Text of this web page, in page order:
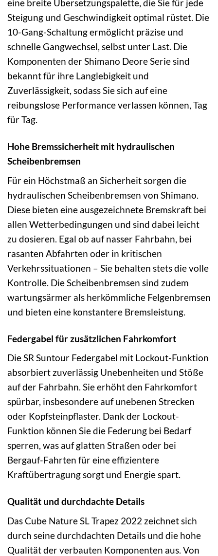
eine breite Übersetzungspalette, die Sie für jede
Steigung und Geschwindigkeit optimal rüstet. Die
10-Gang-Schaltung ermöglicht präzise und
schnelle Gangwechsel, selbst unter Last. Die
Komponenten der Shimano Deore Serie sind
bekannt für ihre Langlebigkeit und
Zuverlässigkeit, sodass Sie sich auf eine
reibungslose Performance verlassen können, Tag
für Tag.
Hohe Bremssicherheit mit hydraulischen
Scheibenbremsen
Für ein Höchstmaß an Sicherheit sorgen die
hydraulischen Scheibenbremsen von Shimano.
Diese bieten eine ausgezeichnete Bremskraft bei
allen Wetterbedingungen und sind dabei leicht
zu dosieren. Egal ob auf nasser Fahrbahn, bei
rasanten Abfahrten oder in kritischen
Verkehrssituationen – Sie behalten stets die volle
Kontrolle. Die Scheibenbremsen sind zudem
wartungsärmer als herkömmliche Felgenbremsen
und bieten eine konstantere Bremsleistung.
Federgabel für zusätzlichen Fahrkomfort
Die SR Suntour Federgabel mit Lockout-Funktion
absorbiert zuverlässig Unebenheiten und Stöße
auf der Fahrbahn. Sie erhöht den Fahrkomfort
spürbar, insbesondere auf unebenen Strecken
oder Kopfsteinpflaster. Dank der Lockout-
Funktion können Sie die Federung bei Bedarf
sperren, was auf glatten Straßen oder bei
Bergauf-Fahrten für eine effizientere
Kraftübertragung sorgt und Energie spart.
Qualität und durchdachte Details
Das Cube Nature SL Trapez 2022 zeichnet sich
durch seine durchdachten Details und die hohe
Qualität der verbauten Komponenten aus. Von